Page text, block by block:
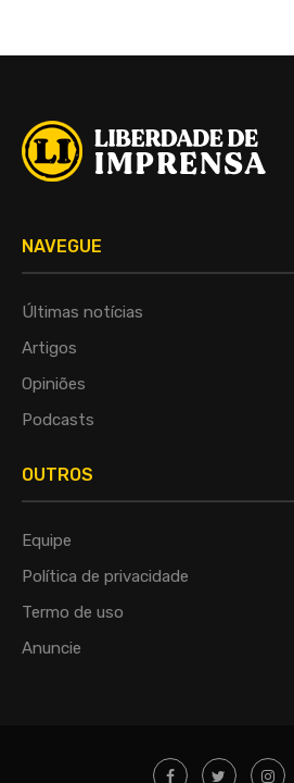
NAVEGUE
Últimas notícias
Artigos
Opiniões
Podcasts
OUTROS
Equipe
Política de privacidade
Termo de uso
Anuncie